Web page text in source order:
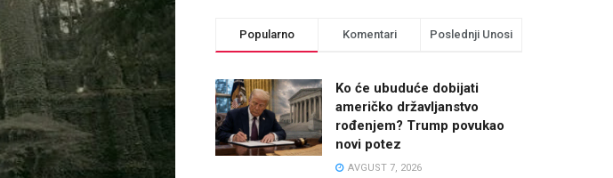
Popularno Komentari Poslednji Unosi
Ko će ubuduće dobijati
američko državljanstvo
rođenjem? Trump povukao
novi potez
AVGUST 7, 2026